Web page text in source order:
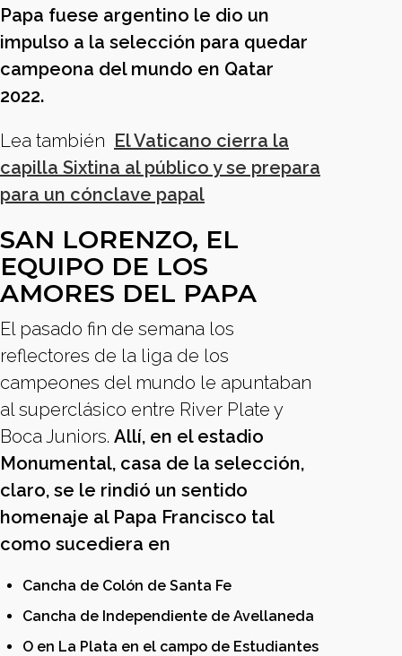
Papa fuese argentino le dio un
impulso a la selección para quedar
campeona del mundo en Qatar
2022.
Lea también El Vaticano cierra la
capilla Sixtina al público y se prepara
para un cónclave papal
SAN LORENZO, EL
EQUIPO DE LOS
AMORES DEL PAPA
El pasado fin de semana los
reflectores de la liga de los
campeones del mundo le apuntaban
al superclásico entre River Plate y
Boca Juniors. Allí, en el estadio
Monumental, casa de la selección,
claro, se le rindió un sentido
homenaje al Papa Francisco tal
como sucediera en
Cancha de Colón de Santa Fe
Cancha de Independiente de Avellaneda
O en La Plata en el campo de Estudiantes